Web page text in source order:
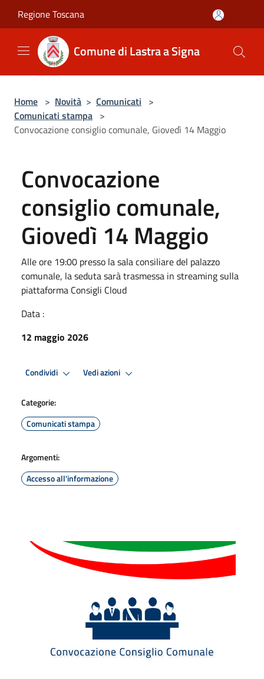
Regione Toscana
Comune di Lastra a Signa
Home > Novità > Comunicati >
Comunicati stampa >
Convocazione consiglio comunale, Giovedì 14 Maggio
Convocazione
consiglio comunale,
Giovedì 14 Maggio
Alle ore 19:00 presso la sala consiliare del palazzo
comunale, la seduta sarà trasmessa in streaming sulla
piattaforma Consigli Cloud
Data :
12 maggio 2026
Condividi Vedi azioni
Categorie:
Comunicati stampa
Argomenti:
Accesso all'informazione